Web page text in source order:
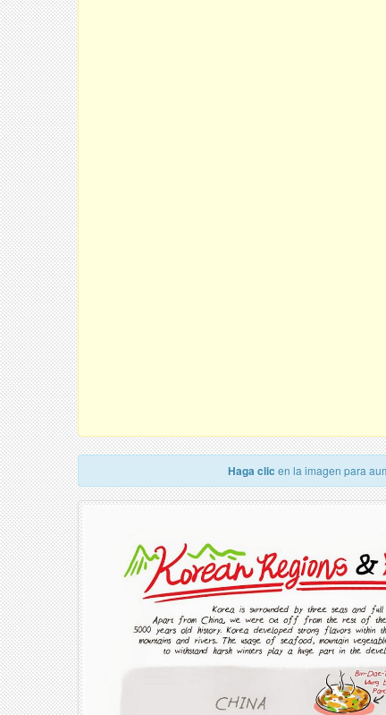
Haga clic en la imagen para